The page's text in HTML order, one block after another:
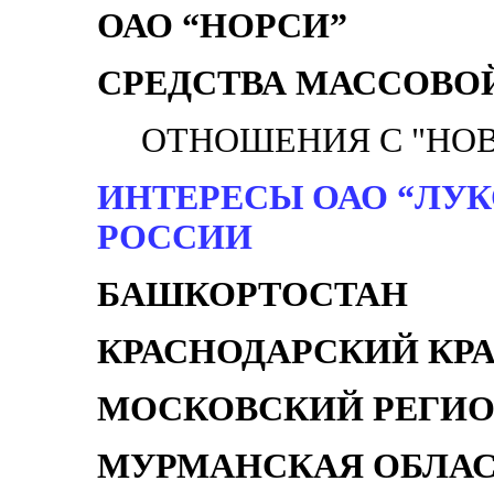
ОАО “НОРСИ”
СРЕДСТВА
ОТНОШЕНИЯ С
ИНТЕРЕСЫ ОАО
РОССИИ
БАШКОРТОСТАН
КРАСНОДАРСКИЙ
МОСКОВСКИЙ
МУРМАНСКАЯ